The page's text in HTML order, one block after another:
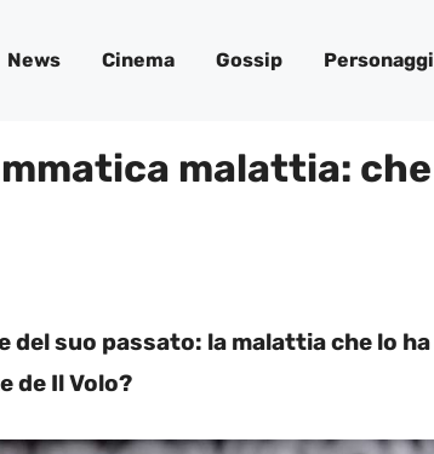
News Cinema Gossip Personaggi
malattia: che
suo passato: la malattia che lo ha
de Il Volo?